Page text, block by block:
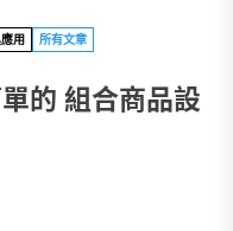
用 所有文章
的 組合商品設